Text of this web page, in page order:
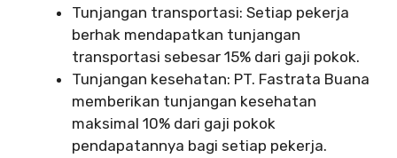
Tunjangan transportasi: Setiap pekerja
berhak mendapatkan tunjangan
transportasi sebesar 15% dari gaji pokok.
Tunjangan kesehatan: PT. Fastrata Buana
memberikan tunjangan kesehatan
maksimal 10% dari gaji pokok
pendapatannya bagi setiap pekerja.